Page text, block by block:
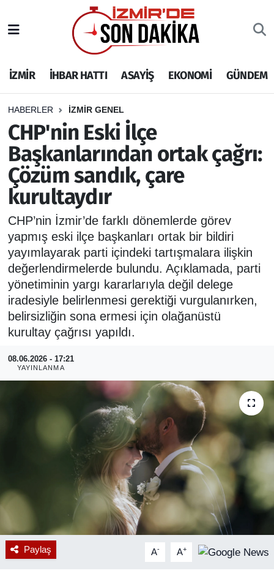
İZMİR İHBAR HATTI ASAYİŞ EKONOMİ GÜNDEM
HABERLER İZMİR GENEL
CHP'nin Eski İlçe
Başkanlarından ortak çağrı:
Çözüm sandık, çare
kurultaydır
CHP’nin İzmir’de farklı dönemlerde görev
yapmış eski ilçe başkanları ortak bir bildiri
yayımlayarak parti içindeki tartışmalara ilişkin
değerlendirmelerde bulundu. Açıklamada, parti
yönetiminin yargı kararlarıyla değil delege
iradesiyle belirlenmesi gerektiği vurgulanırken,
belirsizliğin sona ermesi için olağanüstü
kurultay çağrısı yapıldı.
08.06.2026 - 17:21
YAYINLANMA
Paylaş A- A+
İHBAR HATTI
DEPREM
GENEL
EKONOMİ
SİYASET
SPOR
ASAYİŞ
RESMİ REKLAM
İzmir Nöbetçi Eczaneler
İzmir Hava Durumu
İzmir Namaz Vakitleri
İzmir Trafik Yoğunluk Haritası
Puan Durumu ve Fikstür
Tüm Manşetler
Son Dakika Haberleri
Haber Arşivi